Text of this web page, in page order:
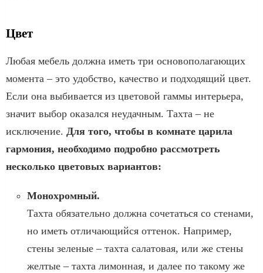
Цвет
Любая мебель должна иметь три основополагающих
момента – это удобство, качество и подходящий цвет.
Если она выбивается из цветовой гаммы интерьера,
значит выбор оказался неудачным. Тахта – не
исключение. Для того, чтобы в комнате царила
гармония, необходимо подробно рассмотреть
несколько цветовых вариантов:
Монохромный.
Тахта обязательно должна сочетаться со стенами,
но иметь отличающийся оттенок. Например,
стены зеленые – тахта салатовая, или же стены
желтые – тахта лимонная, и далее по такому же